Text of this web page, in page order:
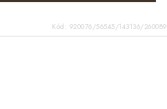
Kód: 920076/56545/143136/260089